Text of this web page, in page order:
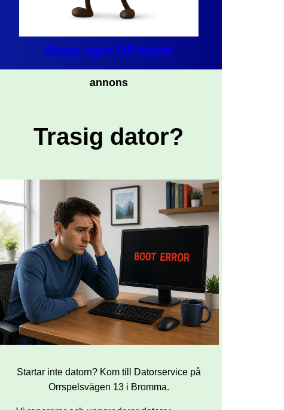
Skapa egna QR-koder
annons
Trasig dator?
Startar inte datorn? Kom till Datorservice på
Orrspelsvägen 13 i Bromma.